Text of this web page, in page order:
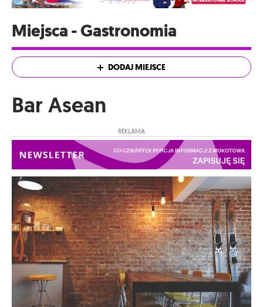
Miejsca - Gastronomia
DODAJ MIEJSCE
Bar Asean
REKLAMA